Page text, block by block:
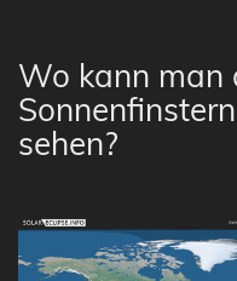
Wo kann man
sehen?